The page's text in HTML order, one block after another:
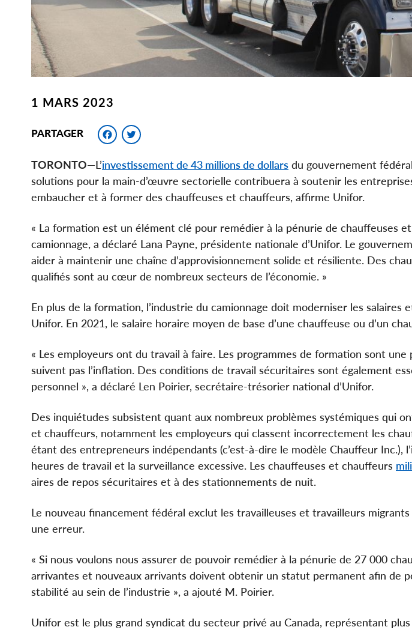
1 MARS 2023
PARTAGER Facebook
TORONTO—L’investissement de 43 millions de dollars du gouvernement
solutions pour la main-d’œuvre sectorielle contribuera à soutenir les
embaucher et à former des chauffeuses et chauffeurs, affirme Unifor.
« La formation est un élément clé pour remédier à la pénurie de chauffeuses
camionnage, a déclaré Lana Payne, présidente nationale d’Unifor. Le
aider à maintenir une chaîne d’approvisionnement solide et résiliente. Des
qualifiés sont au cœur de nombreux secteurs de l’économie. »
En plus de la formation, l’industrie du camionnage doit moderniser les salaires
Unifor. En 2021, le salaire horaire moyen de base d’une chauffeuse ou d’un
« Les employeurs ont du travail à faire. Les programmes de formation sont
suivent pas l’inflation. Des conditions de travail sécuritaires sont également
personnel », a déclaré Len Poirier, secrétaire-trésorier national d’Unifor.
Des inquiétudes subsistent quant aux nombreux problèmes systémiques qui
et chauffeurs, notamment les employeurs qui classent incorrectement les
étant des entrepreneurs indépendants (c’est-à-dire le modèle Chauffeur Inc.),
heures de travail et la surveillance excessive. Les chauffeuses et chauffeurs
aires de repos sécuritaires et à des stationnements de nuit.
Le nouveau financement fédéral exclut les travailleuses et travailleurs
une erreur.
« Si nous voulons nous assurer de pouvoir remédier à la pénurie de 27 000
arrivantes et nouveaux arrivants doivent obtenir un statut permanent afin de
stabilité au sein de l’industrie », a ajouté M. Poirier.
Unifor est le plus grand syndicat du secteur privé au Canada, représentant